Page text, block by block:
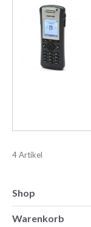
4 Artikel
Shop
Warenkorb